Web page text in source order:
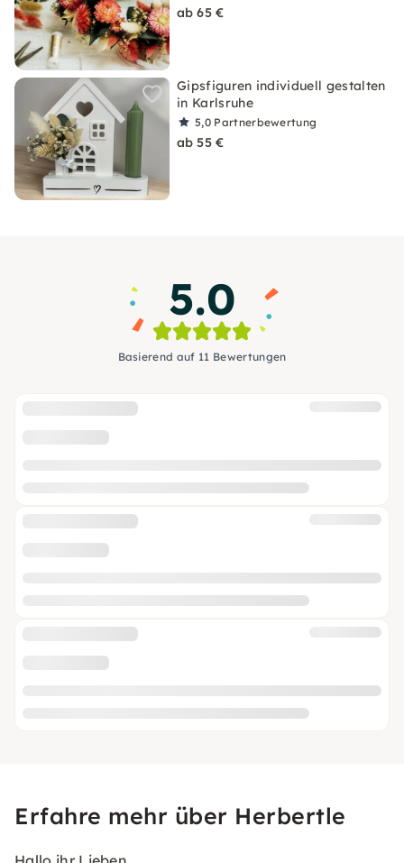
ab 65 €
Gipsfiguren individuell gestalten
in Karlsruhe
5,0 Partnerbewertung
ab 55 €
5.0
Basierend auf 11 Bewertungen
Erfahre mehr über Herbertle